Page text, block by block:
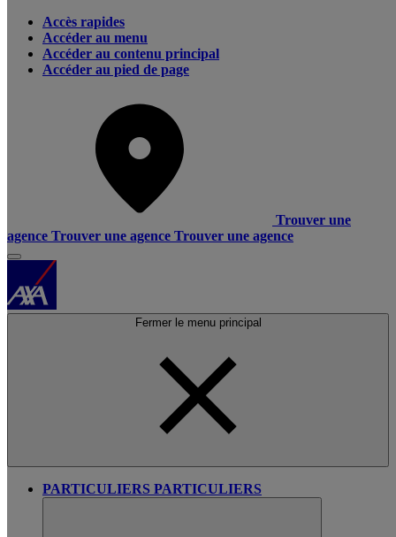
Accès rapides
Accéder au menu
Accéder au contenu principal
Accéder au pied de page
Trouver une
agence Trouver une agence Trouver une agence
Fermer le menu principal
PARTICULIERS PARTICULIERS